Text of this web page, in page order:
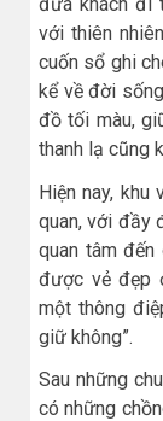
đưa khách đi
với thiên
cuốn sổ ghi
kể về đời
đồ tối màu,
thanh lạ cũng
Hiện nay,
quan, với đầy
quan tâm đến
được vẻ đẹp
một thông
giữ không”.
Sau những
có những